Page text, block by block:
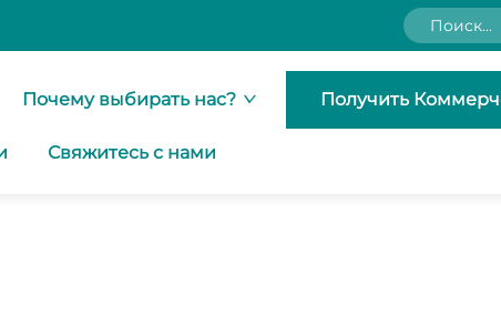
Почему выбирать нас?
Свяжитесь с нами
Получить